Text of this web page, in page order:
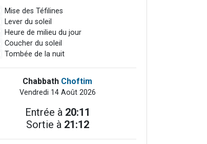
Mise des Téfilines
Lever du soleil
Heure de milieu du jour
Coucher du soleil
Tombée de la nuit
Chabbath Choftim
Vendredi 14 Août 2026
Entrée à 20:11
Sortie à 21:12